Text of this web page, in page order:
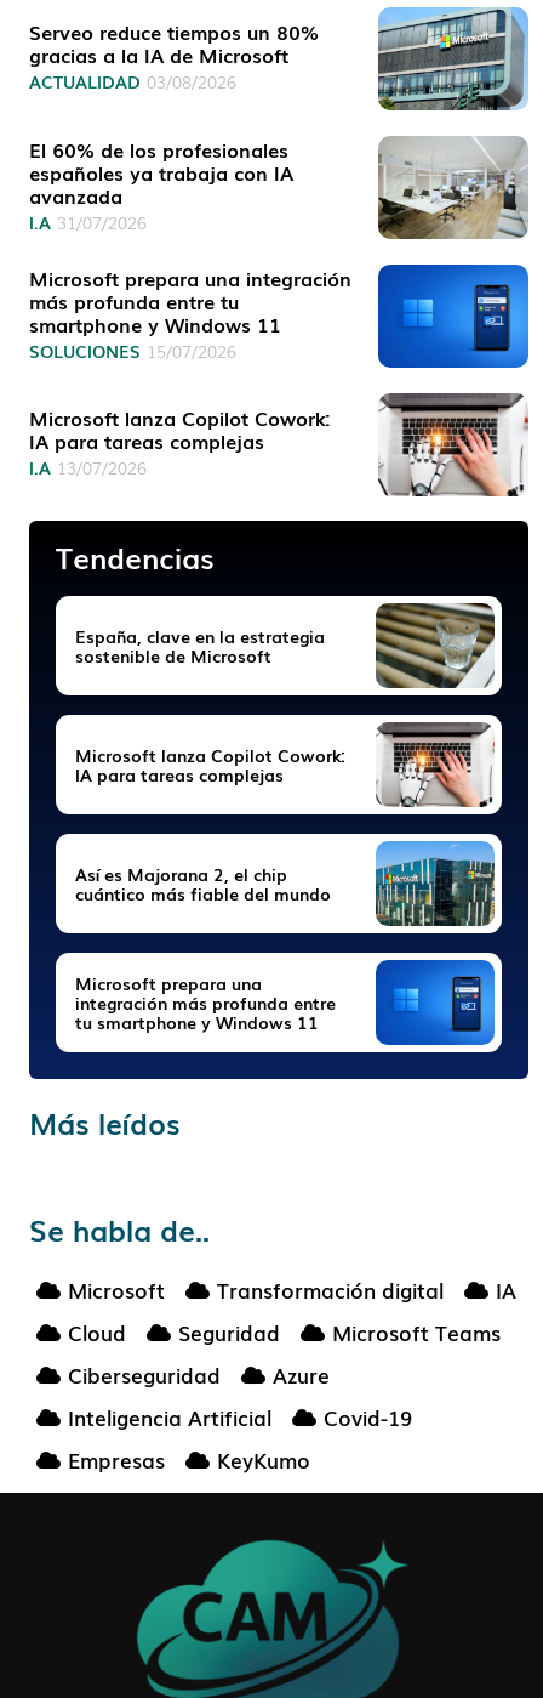
Serveo reduce tiempos un 80%
gracias a la IA de Microsoft
ACTUALIDAD 03/08/2026
El 60% de los profesionales
españoles ya trabaja con IA
avanzada
I.A 31/07/2026
Microsoft prepara una integración
más profunda entre tu
smartphone y Windows 11
SOLUCIONES 15/07/2026
Microsoft lanza Copilot Cowork:
IA para tareas complejas
I.A 13/07/2026
Tendencias
España, clave en la estrategia
sostenible de Microsoft
Microsoft lanza Copilot Cowork:
IA para tareas complejas
Así es Majorana 2, el chip
cuántico más fiable del mundo
Microsoft prepara una
integración más profunda entre
tu smartphone y Windows 11
Más leídos
Se habla de..
Microsoft Transformación digital
IA
Cloud
Seguridad
Microsoft Teams
Ciberseguridad
Azure
Inteligencia Artificial
Covid-19
Empresas
KeyKumo